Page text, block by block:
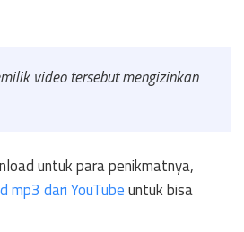
video tersebut mengizinkan
untuk para penikmatnya,
mp3 dari YouTubeuntuk bisa